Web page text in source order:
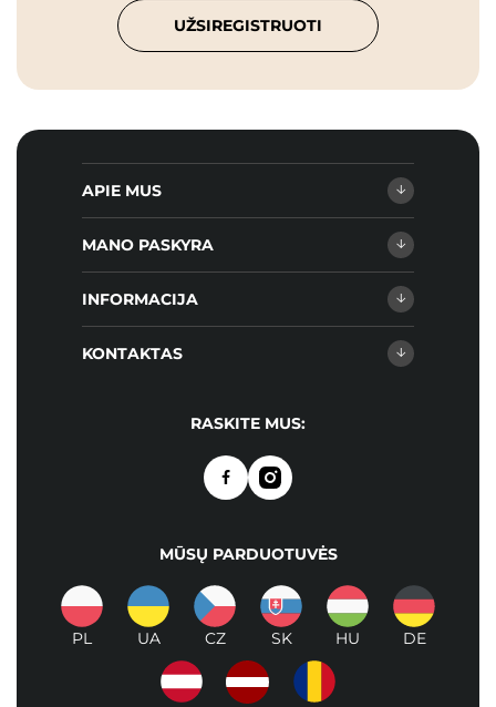
UŽSIREGISTRUOTI
APIE MUS
MANO PASKYRA
INFORMACIJA
KONTAKTAS
RASKITE MUS:
MŪSŲ PARDUOTUVĖS
PL UA CZ SK HU DE